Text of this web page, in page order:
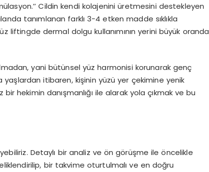
Cildin kendi kolajenini üretmesini destekleyen
tanımlanan farklı 3-4 etken madde sıklıkla
liftingde dermal dolgu kullanımının yerini büyük oranda
yani bütünsel yüz harmonisi korunarak genç
itibaren, kişinin yüzü yer çekimine yenik
hekimin danışmanlığı ile alarak yola çıkmak ve bu
Detaylı bir analiz ve ön görüşme ile öncelikle
bir takvime oturtulmalı ve en doğru